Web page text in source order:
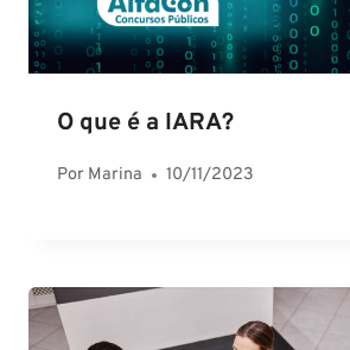
O que é a IARA?
Por Marina 10/11/2023